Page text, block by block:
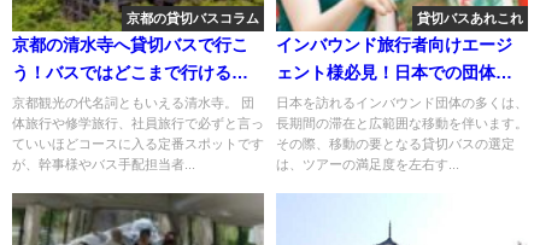
京都の貸切バスコラム
京都の清水寺へ貸切バスで行こ
う！バスではどこまで行ける？
どこに駐車する？徹底解説
京都観光の代名詞ともいえる清水寺。 団
体旅行や修学旅行、社員旅行で必ずと言っ
ていいほどコースに入る定番スポットです
が、幹事様やバス手配担当者...
貸切バスあれこれ
インバウンド旅行者向けエージ
ェント様必見！日本での団体旅
行を成功させる貸切バス活用ガ
イド
日本を訪れるインバウンド団体の多くは、
長期間の滞在と広範囲な移動を伴います。
その際、移動の要となる貸切バスの選定
は、ツアーの満足度を左右す...